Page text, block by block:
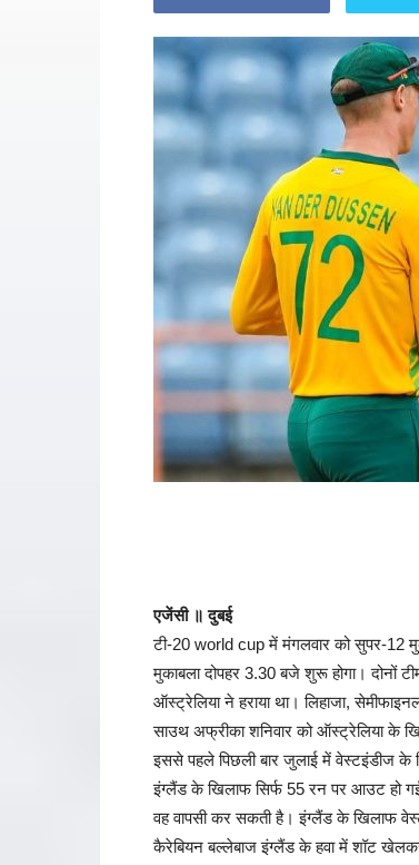
एजेंसी ॥ दुबई
टी-20 world cup में मंगलवार को सुपर-12
मुकाबला दोपहर 3.30 बजे शुरू होगा। दोनों
ऑस्ट्रेलिया ने हराया था। लिहाजा,
साउथ अफ्रीका शनिवार को ऑस्ट्रेलिया के
इससे पहले पिछली बार जुलाई में वेस्टइंडीज
इंग्लैंड के खिलाफ सिर्फ 55 रन पर आउट हो गई
वह वापसी कर सकती है। इंग्लैंड के खिलाफ
कैरेबियन बल्लेबाज इंग्लैंड के हवा में शॉट